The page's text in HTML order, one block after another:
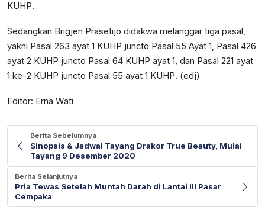
KUHP.
Sedangkan Brigjen Prasetijo didakwa melanggar tiga pasal,
yakni Pasal 263 ayat 1 KUHP juncto Pasal 55 Ayat 1, Pasal 426
ayat 2 KUHP juncto Pasal 64 KUHP ayat 1, dan Pasal 221 ayat
1 ke-2 KUHP juncto Pasal 55 ayat 1 KUHP. (edj)
Editor: Erna Wati
Berita Sebelumnya
Sinopsis & Jadwal Tayang Drakor True Beauty, Mulai
Tayang 9 Desember 2020
Berita Selanjutnya
Pria Tewas Setelah Muntah Darah di Lantai III Pasar
Cempaka